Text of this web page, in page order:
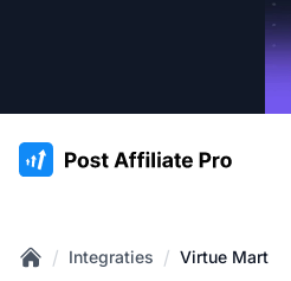
:site.title
/ Integraties / Virtue Mart